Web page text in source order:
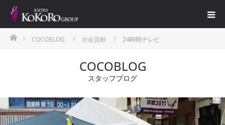
ホームCOCOBLOG 社会貢献 24時間テレビ
COCOBLOG
スタッフブログ